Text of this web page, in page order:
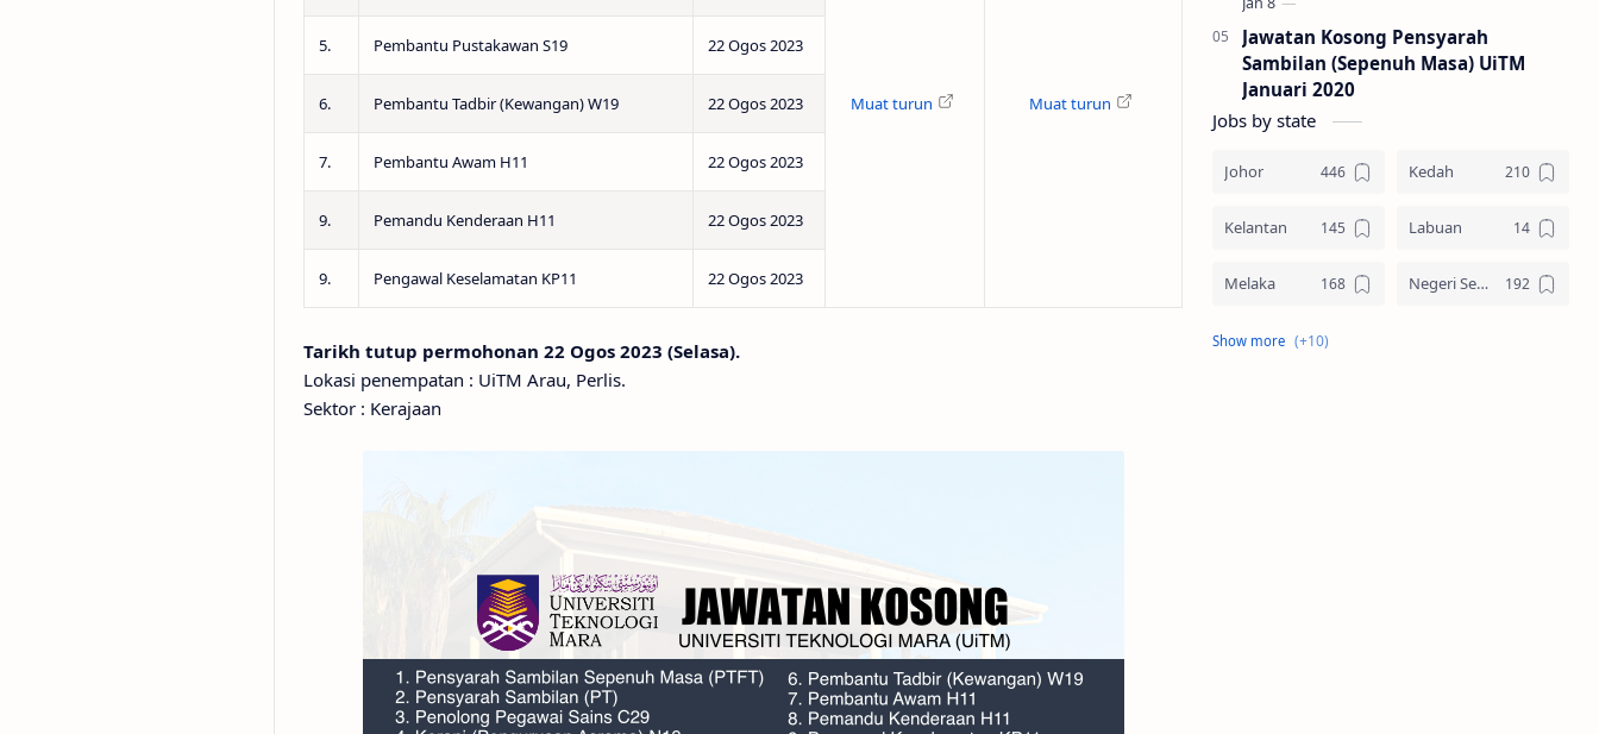
Muat turun Muat turun
5. Pembantu Pustakawan S19 22 Ogos 2023
6. Pembantu Tadbir (Kewangan) W19 22 Ogos 2023
7. Pembantu Awam H11 22 Ogos 2023
9. Pemandu Kenderaan H11 22 Ogos 2023
9. Pengawal Keselamatan KP11 22 Ogos 2023
Tarikh tutup permohonan 22 Ogos 2023 (Selasa).
Lokasi penempatan : UiTM Arau, Perlis.
Sektor : Kerajaan
Jawatan Kosong Pensyarah
Sambilan (Sepenuh Masa) UiTM
Januari 2020
Jobs by state
Johor Kedah
Kelantan Labuan
Melaka Negeri Sembilan
Pahang